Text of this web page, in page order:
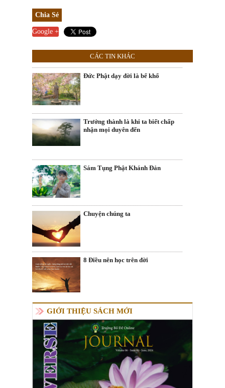
Chia Sẻ
Google +
CÁC TIN KHÁC
Đức Phật dạy đời là bể khổ
Trưởng thành là khi ta biết chấp
nhận mọi duyên đến
Sám Tụng Phật Khánh Đản
Chuyện chúng ta
8 Điều nên học trên đời
GIỚI THIỆU SÁCH MỚI